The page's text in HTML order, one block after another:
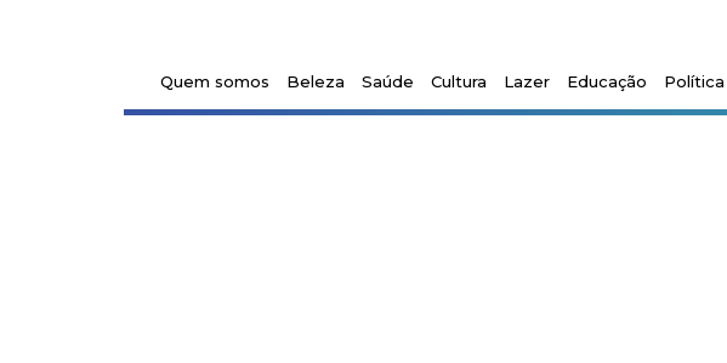
Quem somos Beleza Saúde Cultura Lazer Educação Política